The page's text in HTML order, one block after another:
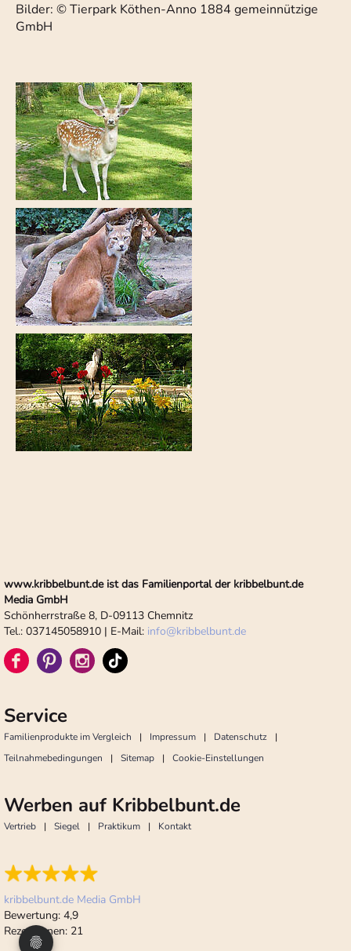
Bilder: © Tierpark Köthen-Anno 1884 gemeinnützige
GmbH
www.kribbelbunt.de ist das Familienportal der kribbelbunt.de
Media GmbH
Schönherrstraße 8, D-09113 Chemnitz
Tel.: 037145058910 | E-Mail: info@kribbelbunt.de
Service
Familienprodukte im Vergleich Impressum
Datenschutz
Teilnahmebedingungen
Sitemap Cookie-Einstellungen
Werben auf Kribbelbunt.de
Vertrieb Siegel Praktikum Kontakt
kribbelbunt.de Media GmbH
Bewertung: 4,9
Rezensionen: 21